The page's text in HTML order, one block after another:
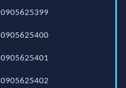
0905625399
0905625400
0905625401
0905625402